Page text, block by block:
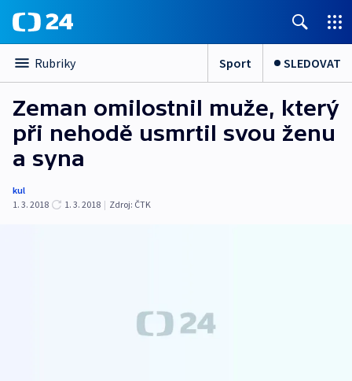
Rubriky Sport SLEDOVAT
Zeman omilostnil muže, který
při nehodě usmrtil svou ženu
a syna
kul
1. 3. 2018
1. 3. 2018 | Zdroj: ČTK